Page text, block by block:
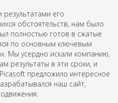
его
обстоятельств, нам было
полностью готов в сжатые
по основным ключевым
Мы усердно искали компанию,
результаты в эти сроки, и
предложило интересное
наш сайт,